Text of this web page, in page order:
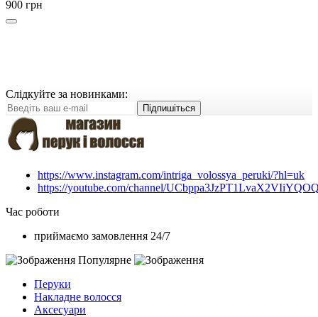
900 грн
Слідкуйте за новинками:
Підпишіться
https://www.instagram.com/intriga_volossya_peruki/?hl=uk
https://youtube.com/channel/
Час роботи
приймаємо замовлення 24/7
Популярне
Перуки
Накладне волосся
Аксесуари